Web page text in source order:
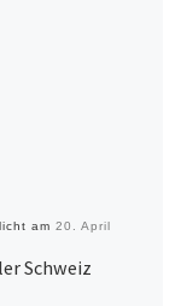
am 20. April
Schweiz